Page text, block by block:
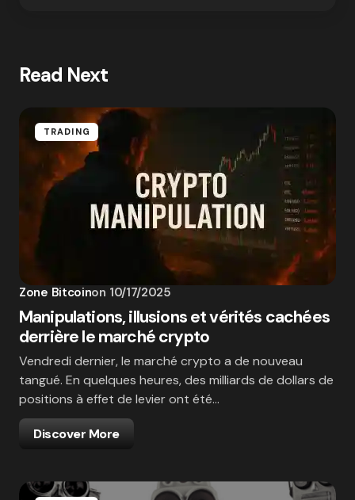
Read Next
TRADING
Zone Bitcoinon 10/17/2025
Manipulations, illusions et vérités cachées
derrière le marché crypto
Vendredi dernier, le marché crypto a de nouveau
tangué. En quelques heures, des milliards de dollars de
positions à effet de levier ont été…
Discover More